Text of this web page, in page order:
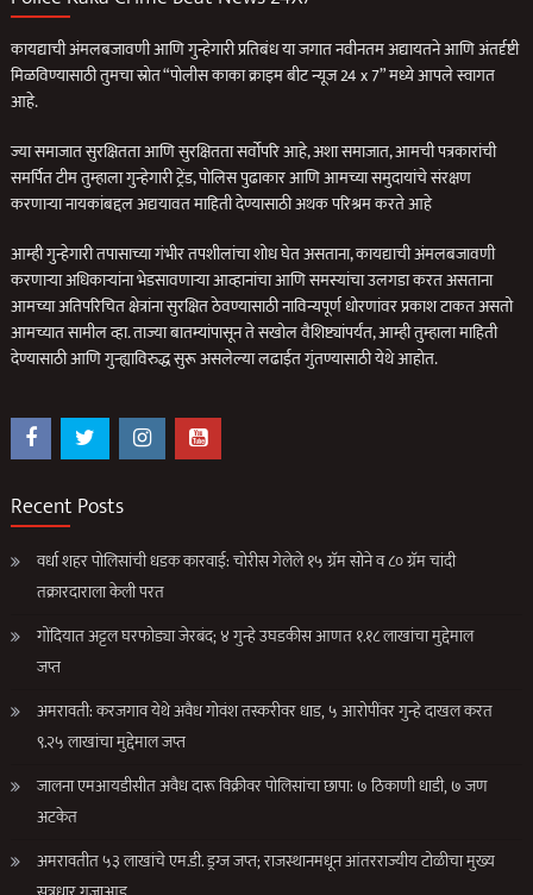
कायद्याची अंमलबजावणी आणि गुन्हेगारी प्रतिबंध या जगात नवीनतम अद्यायतने आणि अंतर्दृष्टी
मिळविण्यासाठी तुमचा स्रोत “पोलीस काका क्राइम बीट न्यूज 24 x 7” मध्ये आपले स्वागत
आहे.
ज्या समाजात सुरक्षितता आणि सुरक्षितता सर्वोपरि आहे, अशा समाजात, आमची पत्रकारांची
समर्पित टीम तुम्हाला गुन्हेगारी ट्रेंड, पोलिस पुढाकार आणि आमच्या समुदायांचे संरक्षण
करणार्‍या नायकांबद्दल अद्ययावत माहिती देण्यासाठी अथक परिश्रम करते आहे
आम्ही गुन्हेगारी तपासाच्या गंभीर तपशीलांचा शोध घेत असताना, कायद्याची अंमलबजावणी
करणार्‍या अधिकार्‍यांना भेडसावणार्‍या आव्हानांचा आणि समस्यांचा उलगडा करत असताना
आमच्या अतिपरिचित क्षेत्रांना सुरक्षित ठेवण्यासाठी नाविन्यपूर्ण धोरणांवर प्रकाश टाकत असतो
आमच्यात सामील व्हा. ताज्या बातम्यांपासून ते सखोल वैशिष्ट्यांपर्यंत, आम्ही तुम्हाला माहिती
देण्यासाठी आणि गुन्ह्याविरुद्ध सुरू असलेल्या लढाईत गुंतण्यासाठी येथे आहोत.
Recent Posts
वर्धा शहर पोलिसांची धडक कारवाई: चोरीस गेलेले १५ ग्रॅम सोने व ८० ग्रॅम चांदी
तक्रारदाराला केली परत
गोंदियात अट्टल घरफोड्या जेरबंद; ४ गुन्हे उघडकीस आणत १.१८ लाखांचा मुद्देमाल
जप्त
अमरावती: करजगाव येथे अवैध गोवंश तस्करीवर धाड, ५ आरोपींवर गुन्हे दाखल करत
९.२५ लाखांचा मुद्देमाल जप्त
जालना एमआयडीसीत अवैध दारू विक्रीवर पोलिसांचा छापा: ७ ठिकाणी धाडी, ७ जण
अटकेत
अमरावतीत ५३ लाखांचे एम.डी. ड्रग्ज जप्त; राजस्थानमधून आंतरराज्यीय टोळीचा मुख्य